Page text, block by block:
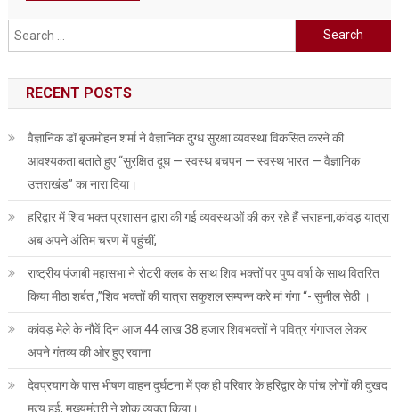
Search
for:
RECENT POSTS
वैज्ञानिक डॉ बृजमोहन शर्मा ने वैज्ञानिक दुग्ध सुरक्षा व्यवस्था विकसित करने की
आवश्यकता बताते हुए “सुरक्षित दूध — स्वस्थ बचपन — स्वस्थ भारत — वैज्ञानिक
उत्तराखंड” का नारा दिया।
हरिद्वार में शिव भक्त प्रशासन द्वारा की गई व्यवस्थाओं की कर रहे हैं सराहना,कांवड़ यात्रा
अब अपने अंतिम चरण में पहुंचीं,
राष्ट्रीय पंजाबी महासभा ने रोटरी क्लब के साथ शिव भक्तों पर पुष्प वर्षा के साथ वितरित
किया मीठा शर्बत ,”शिव भक्तों की यात्रा सकुशल सम्पन्न करे मां गंगा “- सुनील सेठी ।
कांवड़ मेले के नौवें दिन आज 44 लाख 38 हजार शिवभक्तों ने पवित्र गंगाजल लेकर
अपने गंतव्य की ओर हुए रवाना
देवप्रयाग के पास भीषण वाहन दुर्घटना में एक ही परिवार के हरिद्वार के पांच लोगों की दुखद
मृत्यु हुई, मुख्यमंत्री ने शोक व्यक्त किया।